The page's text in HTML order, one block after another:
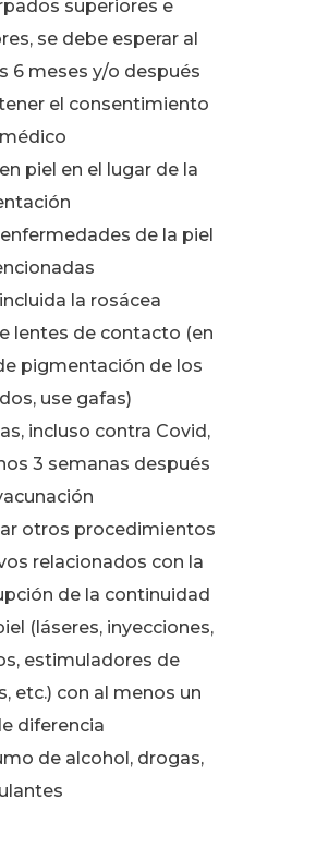
superiores e
se debe esperar al
6 meses y/o después
el consentimiento
piel en el lugar de la
de la piel
la rosácea
lentes de contacto (en
pigmentación de los
use gafas)
incluso contra Covid,
3 semanas después
otros procedimientos
relacionados con la
de la continuidad
(láseres, inyecciones,
estimuladores de
etc.) con al menos un
diferencia
de alcohol, drogas,